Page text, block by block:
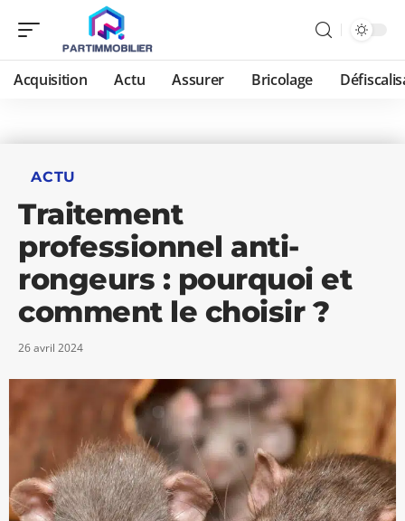
Acquisition Actu Assurer Bricolage
ACTU
Traitement
professionnel anti-
rongeurs : pourquoi et
comment le choisir ?
26 avril 2024